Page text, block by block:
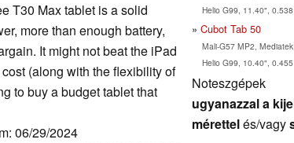
T30 Max tablet is a solid
more than enough battery,
It might not beat the iPad
(along with the flexibility of
to buy a budget tablet that
06/29/2024
Helio G99, 11.40",
Cubot Tab 50
Mali-G57 MP2,
Helio G99, 10.40",
Noteszgépek
ugyanazzal a
mérettelés/vagy